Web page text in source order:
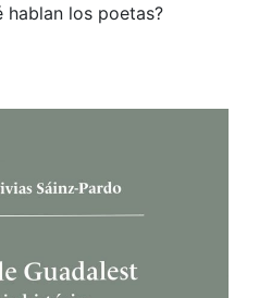
hablan los poetas?